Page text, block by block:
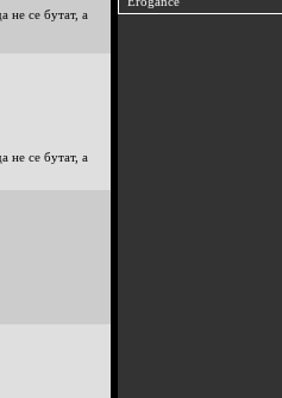
не се бутат, а
не се бутат, а